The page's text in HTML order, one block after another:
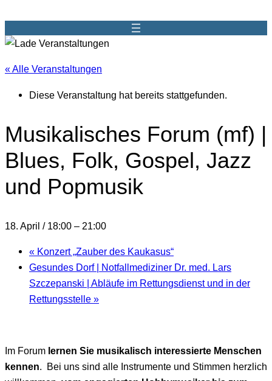
« Alle Veranstaltungen
Diese Veranstaltung hat bereits stattgefunden.
Musikalisches Forum (mf) |
Blues, Folk, Gospel, Jazz
und Popmusik
18. April / 18:00 – 21:00
« Konzert „Zauber des Kaukasus“
Gesundes Dorf | Notfallmediziner Dr. med. Lars
Szczepanski | Abläufe im Rettungsdienst und in der
Rettungsstelle »
Im Forum lernen Sie musikalisch interessierte Menschen
kennen . Bei uns sind alle Instrumente und Stimmen herzlich